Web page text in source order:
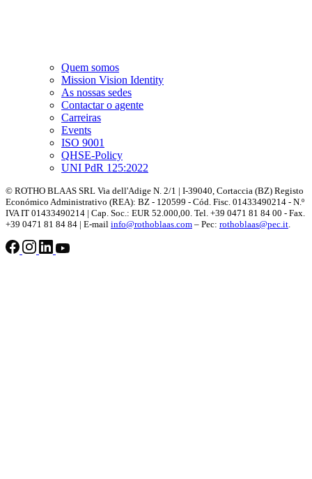
Quem somos
Mission Vision Identity
As nossas sedes
Contactar o agente
Carreiras
Events
ISO 9001
QHSE-Policy
UNI PdR 125:2022
© ROTHO BLAAS SRL Via dell'Adige N. 2/1 | I-39040, Cortaccia (BZ) Registo
Económico Administrativo (REA): BZ - 120599 - Cód. Fisc. 01433490214 - N.º
IVA IT 01433490214 | Cap. Soc.: EUR 52.000,00. Tel. +39 0471 81 84 00 - Fax.
+39 0471 81 84 84 | E-mail info@rothoblaas.com – Pec: rothoblaas@pec.it.